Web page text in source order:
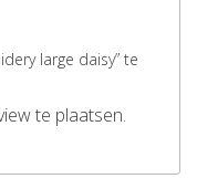
large daisy” te
te plaatsen.